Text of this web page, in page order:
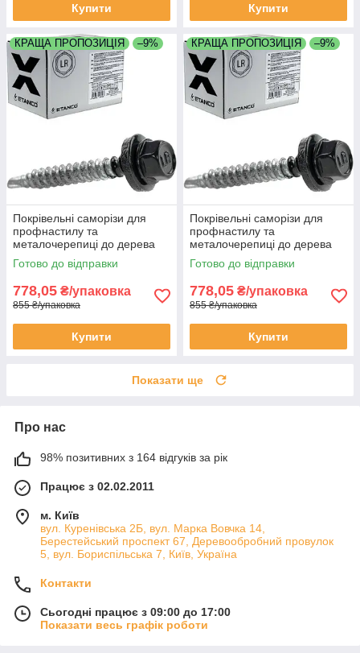
Купити Купити
КРАЩА ПРОПОЗИЦІЯ –9%
Покрівельні саморізи для
профнастилу та
металочерепиці до дерева
4,8х35 мм Etanco Польща
RAL 3011
Готово до відправки
778,05 ₴/упаковка
855 ₴/упаковка
Купити
КРАЩА ПРОПОЗИЦІЯ –9%
Покрівельні саморізи для
профнастилу та
металочерепиці до дерева
4,8х35 мм Etanco Польща
RAL 9006
Готово до відправки
778,05 ₴/упаковка
855 ₴/упаковка
Купити
Показати ще
Про нас
98% позитивних з 164 відгуків за рік
Працює з 02.02.2011
м. Київ
вул. Куренівська 2Б, вул. Марка Вовчка 14,
Берестейський проспект 67, Деревообробний провулок
5, вул. Бориспільська 7, Київ, Україна
Контакти
Сьогодні працює з 09:00 до 17:00
Показати весь графік роботи